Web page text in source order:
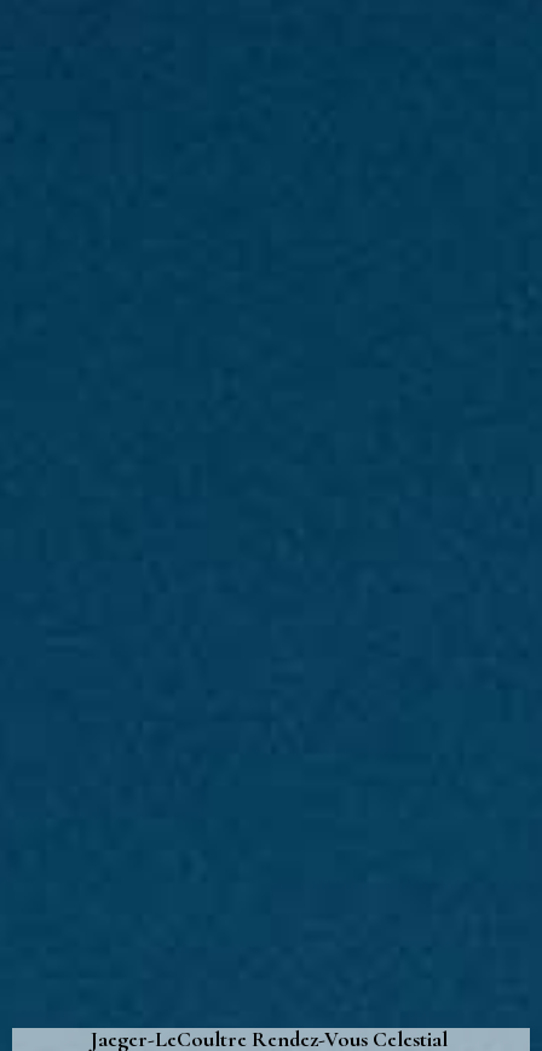
Jaeger-LeCoultre Rendez-Vous Celestial